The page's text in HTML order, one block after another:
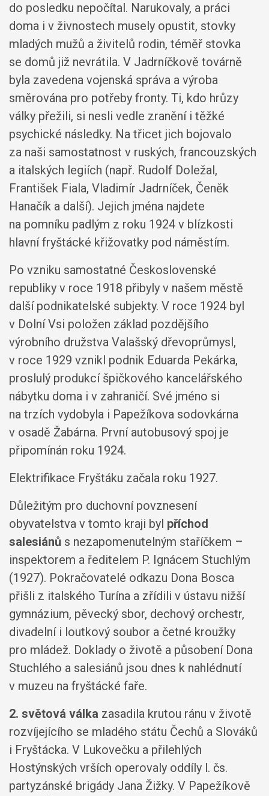
do posledku nepočítal. Narukovaly, a práci
doma i v živnostech musely opustit, stovky
mladých mužů a živitelů rodin, téměř stovka
se domů již nevrátila. V Jadrníčkově továrně
byla zavedena vojenská správa a výroba
směrována pro potřeby fronty. Ti, kdo hrůzy
války přežili, si nesli vedle zranění i těžké
psychické následky. Na třicet jich bojovalo
za naši samostatnost v ruských, francouzských
a italských legiích (např. Rudolf Doležal,
František Fiala, Vladimír Jadrníček, Čeněk
Hanačík a další). Jejich jména najdete
na pomníku padlým z roku 1924 v blízkosti
hlavní fryštácké křižovatky pod náměstím.
Po vzniku samostatné Československé
republiky v roce 1918 přibyly v našem městě
další podnikatelské subjekty. V roce 1924 byl
v Dolní Vsi položen základ pozdějšího
výrobního družstva Valašský dřevoprůmysl,
v roce 1929 vznikl podnik Eduarda Pekárka,
proslulý produkcí špičkového kancelářského
nábytku doma i v zahraničí. Své jméno si
na trzích vydobyla i Papežíkova sodovkárna
v osadě Žabárna. První autobusový spoj je
připomínán roku 1924.
Elektrifikace Fryštáku začala roku 1927.
Důležitým pro duchovní povznesení
obyvatelstva v tomto kraji byl příchod
salesiánů s nezapomenutelným staříčkem –
inspektorem a ředitelem P. Ignácem Stuchlým
(1927). Pokračovatelé odkazu Dona Bosca
přišli z italského Turína a zřídili v ústavu nižší
gymnázium, pěvecký sbor, dechový orchestr,
divadelní i loutkový soubor a četné kroužky
pro mládež. Doklady o životě a působení Dona
Stuchlého a salesiánů jsou dnes k nahlédnutí
v muzeu na fryštácké faře.
2. světová válka zasadila krutou ránu v životě
rozvíjejícího se mladého státu Čechů a Slováků
i Fryštácka. V Lukovečku a přilehlých
Hostýnských vrších operovaly oddíly l. čs.
partyzánské brigády Jana Žižky. V Papežíkově